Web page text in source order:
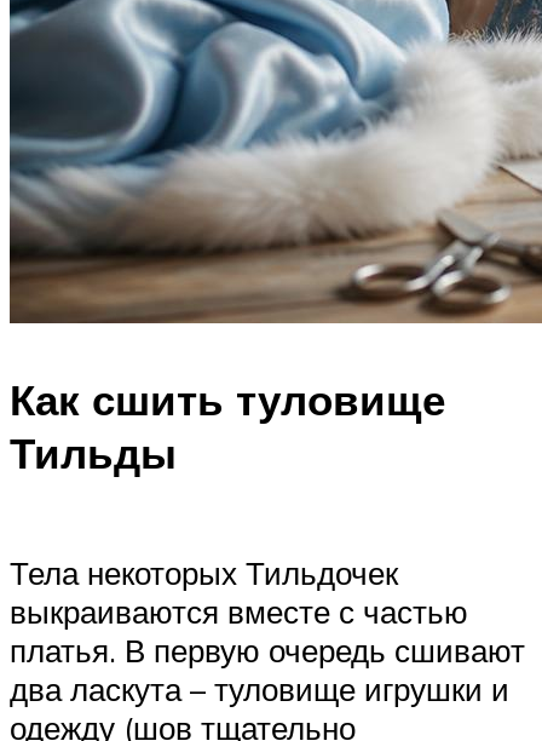
Как сшить туловище
Тильды
Тела некоторых Тильдочек
выкраиваются вместе с частью
платья. В первую очередь сшивают
два ласкута – туловище игрушки и
одежду (шов тщательно